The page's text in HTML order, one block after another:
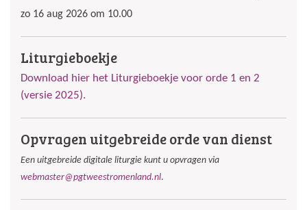
zo 16 aug 2026 om 10.00
Liturgieboekje
Download hier het Liturgieboekje voor orde 1 en 2
(versie 2025).
Opvragen uitgebreide orde van dienst
Een uitgebreide digitale liturgie kunt u opvragen via
webmaster@pgtweestromenland.nl.